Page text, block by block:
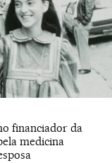
financiador da
medicina